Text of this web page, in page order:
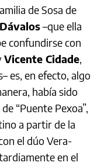
de Sosa de
–que ella
confundirse con
Vicente Cidade,
es, en efecto, algo
había sido
“Puente Pexoa”,
a partir de la
el dúo Vera-
en el